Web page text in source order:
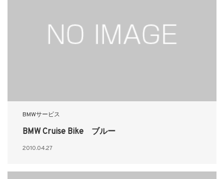
BMWサービス
BMW Cruise Bike ブルー
2010.04.27